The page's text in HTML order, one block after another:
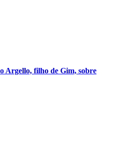
Argello, filho de Gim, sobre